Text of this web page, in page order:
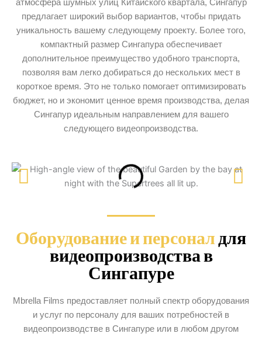
атмосфера шумных улиц Китайского квартала, Сингапур
предлагает широкий выбор вариантов, чтобы придать
уникальность вашему следующему проекту. Более того,
компактный размер Сингапура обеспечивает
дополнительное преимущество удобного транспорта,
позволяя вам легко добираться до нескольких мест в
короткое время. Это не только помогает оптимизировать
бюджет, но и экономит ценное время производства, делая
Сингапур идеальным направлением для вашего
следующего видеопроизводства.
Оборудование и персонал для
видеопроизводства в
Сингапуре
Mbrella Films предоставляет полный спектр оборудования
и услуг по персоналу для ваших потребностей в
видеопроизводстве в Сингапуре или в любом другом